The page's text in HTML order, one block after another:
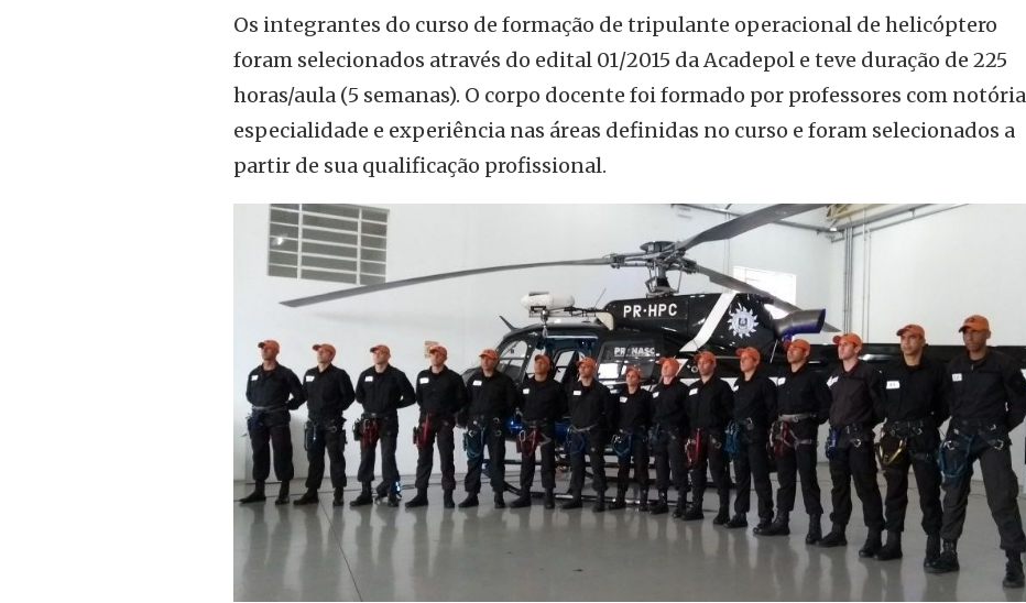
Os integrantes do curso de formação de tripulante operacional de helicóptero
foram selecionados através do edital 01/2015 da Acadepol e teve duração de 225
horas/aula (5 semanas). O corpo docente foi formado por professores com notória
especialidade e experiência nas áreas definidas no curso e foram selecionados a
partir de sua qualificação profissional.